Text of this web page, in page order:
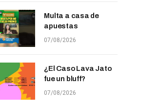
Multa a casa de
apuestas
07/08/2026
¿El Caso Lava Jato
fue un bluff?
07/08/2026